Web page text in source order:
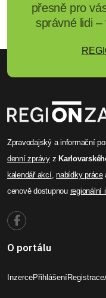
přesně pro
správné lidi
Zpravodajský a informační
denní zprávyz
kalendář akcí,nabídky práce
cenově dostupnou regionální
O portálu
InzercePřihlášeníRegistrace